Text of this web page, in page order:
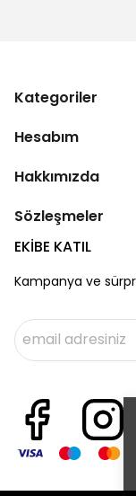
Kategoriler
Hesabım
Hakkımızda
Sözleşmeler
EKİBE KATIL
Kampanya ve